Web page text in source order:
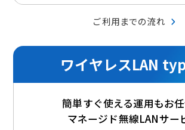
ご利用までの流れ
ワイヤレスLAN
簡単すぐ使える運用もお
マネージド無線LANサー